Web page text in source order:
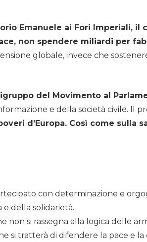
Emanuele ai Fori Imperiali, il
non spendere miliardi per
globale, invece che
del Movimento al
e della società civile. Il
d’Europa. Così come sulla
con determinazione e
della solidarietà.
non si rassegna alla logica delle
si tratterà di difendere la pace e la